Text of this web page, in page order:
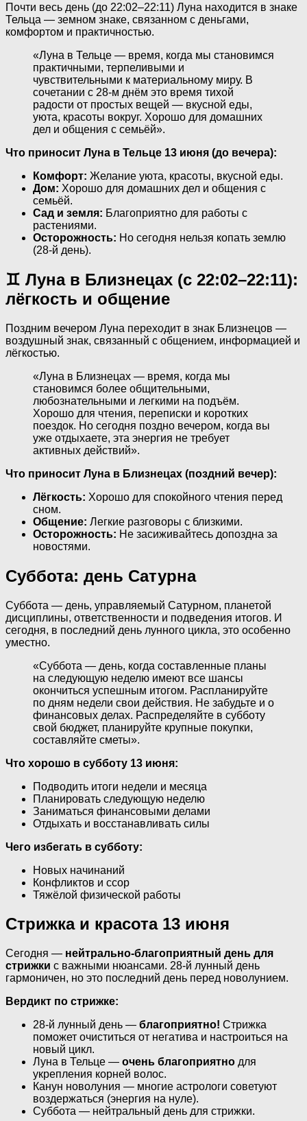
Почти весь день (до 22:02–22:11) Луна находится в знаке
Тельца — земном знаке, связанном с деньгами,
комфортом и практичностью.
«Луна в Тельце — время, когда мы становимся
практичными, терпеливыми и
чувствительными к материальному миру. В
сочетании с 28-м днём это время тихой
радости от простых вещей — вкусной еды,
уюта, красоты вокруг. Хорошо для домашних
дел и общения с семьёй».
Что приносит Луна в Тельце 13 июня (до вечера):
Комфорт: Желание уюта, красоты, вкусной еды.
Дом: Хорошо для домашних дел и общения с
семьёй.
Сад и земля: Благоприятно для работы с
растениями.
Осторожность: Но сегодня нельзя копать землю
(28-й день).
♊ Луна в Близнецах (с 22:02–22:11):
лёгкость и общение
Поздним вечером Луна переходит в знак Близнецов —
воздушный знак, связанный с общением, информацией и
лёгкостью.
«Луна в Близнецах — время, когда мы
становимся более общительными,
любознательными и легкими на подъём.
Хорошо для чтения, переписки и коротких
поездок. Но сегодня поздно вечером, когда вы
уже отдыхаете, эта энергия не требует
активных действий».
Что приносит Луна в Близнецах (поздний вечер):
Лёгкость: Хорошо для спокойного чтения перед
сном.
Общение: Легкие разговоры с близкими.
Осторожность: Не засиживайтесь допоздна за
новостями.
Суббота: день Сатурна
Суббота — день, управляемый Сатурном, планетой
дисциплины, ответственности и подведения итогов. И
сегодня, в последний день лунного цикла, это особенно
уместно.
«Суббота — день, когда составленные планы
на следующую неделю имеют все шансы
окончиться успешным итогом. Распланируйте
по дням недели свои действия. Не забудьте и о
финансовых делах. Распределяйте в субботу
свой бюджет, планируйте крупные покупки,
составляйте сметы».
Что хорошо в субботу 13 июня:
Подводить итоги недели и месяца
Планировать следующую неделю
Заниматься финансовыми делами
Отдыхать и восстанавливать силы
Чего избегать в субботу:
Новых начинаний
Конфликтов и ссор
Тяжёлой физической работы
Стрижка и красота 13 июня
Сегодня — нейтрально-благоприятный день для
стрижки с важными нюансами. 28-й лунный день
гармоничен, но это последний день перед новолунием.
Вердикт по стрижке:
28-й лунный день — благоприятно! Стрижка
поможет очиститься от негатива и настроиться на
новый цикл.
Луна в Тельце — очень благоприятно для
укрепления корней волос.
Канун новолуния — многие астрологи советуют
воздержаться (энергия на нуле).
Суббота — нейтральный день для стрижки.